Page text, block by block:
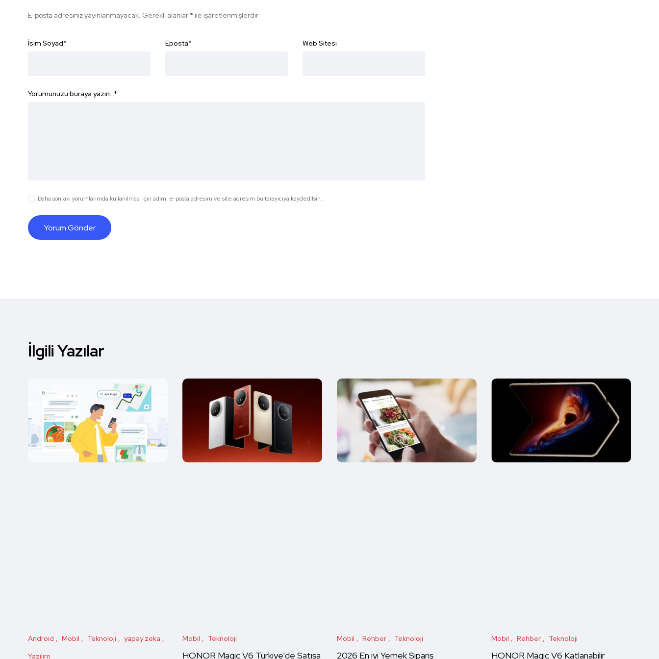
E-posta adresiniz yayınlanmayacak. Gerekli alanlar * ile işaretlenmişlerdir
İsim Soyad* Eposta* Web Sitesi
Yorumunuzu buraya yazın...*
Daha sonraki yorumlarımda kullanılması için adım, e-posta adresim ve site adresim bu tarayıcıya kaydedilsin.
İlgili Yazılar
Android Mobil Teknoloji
yapay zeka
Yazılım
Mobil Teknoloji
HONOR Magic V6 Türkiye’de Satışa
Mobil Rehber Teknoloji
2026 En iyi Yemek Sipariş
Mobil Rehber Teknoloji
HONOR Magic V6 Katlanabilir